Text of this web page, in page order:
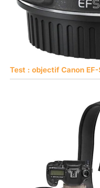
Test : objectif Canon